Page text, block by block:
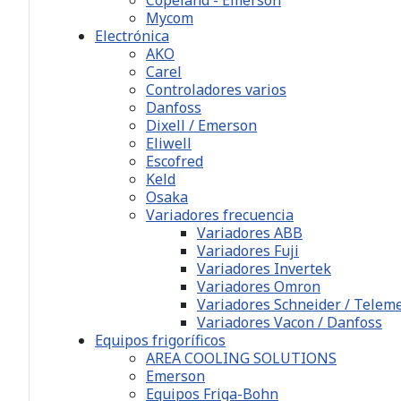
Mycom
Electrónica
AKO
Carel
Controladores varios
Danfoss
Dixell / Emerson
Eliwell
Escofred
Keld
Osaka
Variadores frecuencia
Variadores ABB
Variadores Fuji
Variadores Invertek
Variadores Omron
Variadores Schneider /
Variadores Vacon / Danfoss
Equipos frigoríficos
AREA COOLING SOLUTIONS
Emerson
Equipos Friga-Bohn